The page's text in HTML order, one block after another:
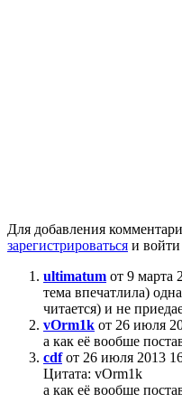
Для добавления
зарегистрироваться и войти
ultimatum от 9 марта
тема впечатлила)
читается) и не
vOrm1k от 26 июля
а как её вообше
cdf от 26 июля 2013
Цитата: vOrm1k
а как её вообше